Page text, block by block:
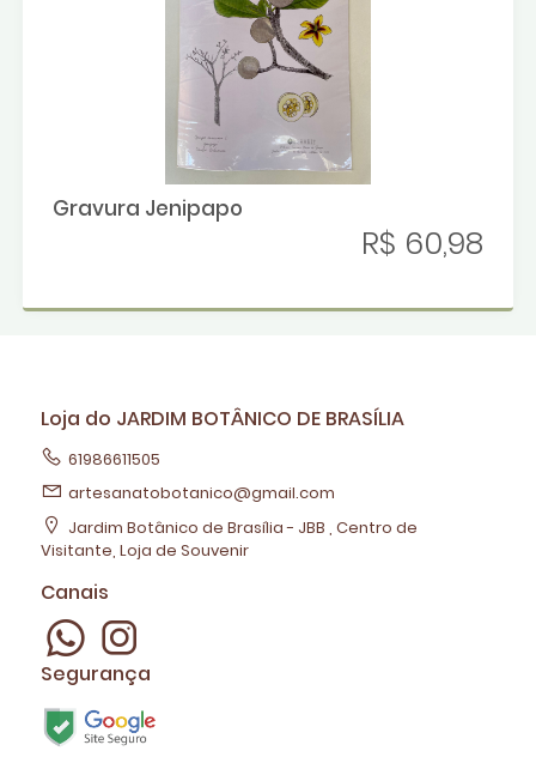
Gravura Jenipapo
R$ 60,98
Loja do JARDIM BOTÂNICO DE BRASÍLIA
61986611505
artesanatobotanico@gmail.com
Jardim Botânico de Brasília - JBB , Centro de
Visitante, Loja de Souvenir
Canais
Segurança